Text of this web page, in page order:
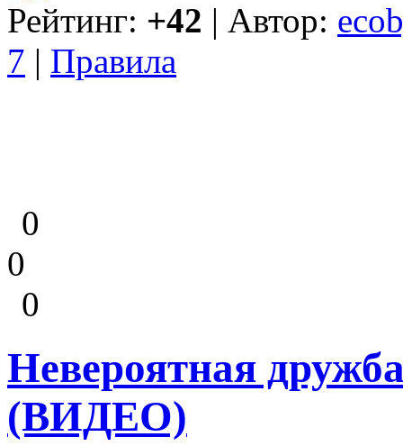
Рейтинг: +42 | Автор:
7 | Правила
0
0
0
Невероятная
(ВИДЕО)